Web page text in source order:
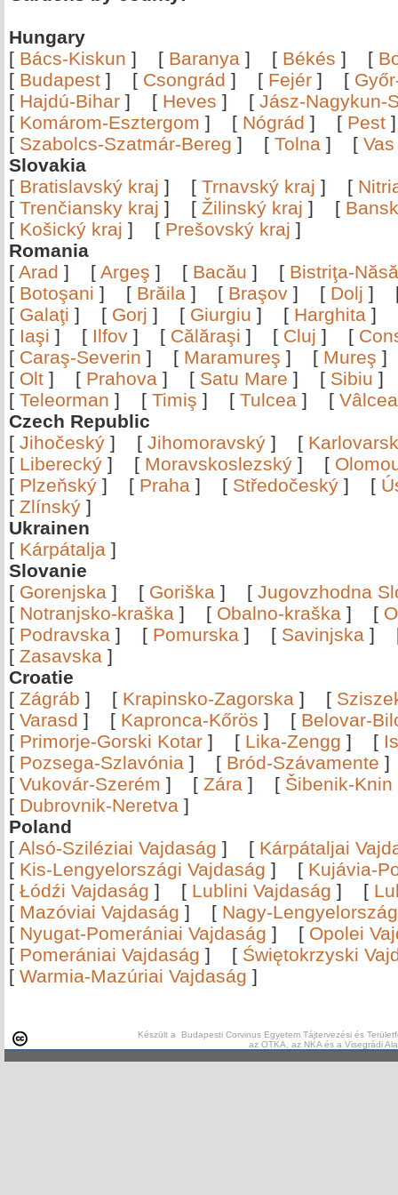
Hungary
[ Bács-Kiskun ] [ Baranya ] [ Békés ] [
[ Budapest ] [ Csongrád ] [ Fejér ] [
[ Hajdú-Bihar ] [ Heves ] [ Jász-Nagykun-
[ Komárom-Esztergom ] [ Nógrád ] [ Pest
[ Szabolcs-Szatmár-Bereg ] [ Tolna ] [ Vas
Slovakia
[ Bratislavský kraj ] [ Trnavský kraj ] [
[ Trenčiansky kraj ] [ Žilinský kraj ] [
[ Košický kraj ] [ Prešovský kraj ]
Romania
[ Arad ] [ Argeş ] [ Bacău ] [ Bistriţa-
[ Botoşani ] [ Brăila ] [ Braşov ] [ Dolj ]
[ Galaţi ] [ Gorj ] [ Giurgiu ] [ Harghita ]
[ Iaşi ] [ Ilfov ] [ Călăraşi ] [ Cluj ] [
[ Caraş-Severin ] [ Maramureş ] [ Mureş
[ Olt ] [ Prahova ] [ Satu Mare ] [ Sibiu
[ Teleorman ] [ Timiş ] [ Tulcea ] [
Czech Republic
[ Jihočeský ] [ Jihomoravský ] [
[ Liberecký ] [ Moravskoslezský ] [
[ Plzeňský ] [ Praha ] [ Středočeský ] [
[ Zlínský ]
Ukrainen
[ Kárpátalja ]
Slovanie
[ Gorenjska ] [ Goriška ] [ Jugovzhodna
[ Notranjsko-kraška ] [ Obalno-kraška ] [
[ Podravska ] [ Pomurska ] [ Savinjska ]
[ Zasavska ]
Croatie
[ Zágráb ] [ Krapinsko-Zagorska ] [
[ Varasd ] [ Kapronca-Kőrös ] [ Belovar-
[ Primorje-Gorski Kotar ] [ Lika-Zengg ] [
[ Pozsega-Szlavónia ] [ Bród-Szávamente
[ Vukovár-Szerém ] [ Zára ] [ Šibenik-Knin
[ Dubrovnik-Neretva ]
Poland
[ Alsó-Sziléziai Vajdaság ] [ Kárpátaljai
[ Kis-Lengyelországi Vajdaság ] [ Kujávia-
[ Łódźi Vajdaság ] [ Lublini Vajdaság ] [
[ Mazóviai Vajdaság ] [ Nagy-
[ Nyugat-Pomerániai Vajdaság ] [ Opolei
[ Pomerániai Vajdaság ] [ Świętokrzyski
[ Warmia-Mazúriai Vajdaság ]
Készült a Budapesti Corvinus Egyetem Tájtervezési és
az OTKA, az NKA és a Visegrádi